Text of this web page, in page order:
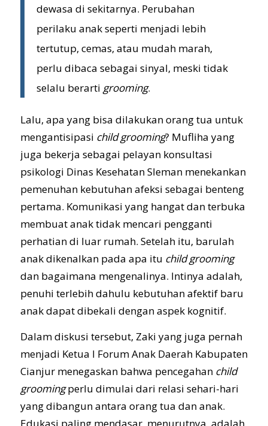
dewasa di sekitarnya. Perubahan
perilaku anak seperti menjadi lebih
tertutup, cemas, atau mudah marah,
perlu dibaca sebagai sinyal, meski tidak
selalu berarti grooming.
Lalu, apa yang bisa dilakukan orang tua untuk
mengantisipasi child grooming? Mufliha yang
juga bekerja sebagai pelayan konsultasi
psikologi Dinas Kesehatan Sleman menekankan
pemenuhan kebutuhan afeksi sebagai benteng
pertama. Komunikasi yang hangat dan terbuka
membuat anak tidak mencari pengganti
perhatian di luar rumah. Setelah itu, barulah
anak dikenalkan pada apa itu child grooming
dan bagaimana mengenalinya. Intinya adalah,
penuhi terlebih dahulu kebutuhan afektif baru
anak dapat dibekali dengan aspek kognitif.
Dalam diskusi tersebut, Zaki yang juga pernah
menjadi Ketua I Forum Anak Daerah Kabupaten
Cianjur menegaskan bahwa pencegahan child
groomingperlu dimulai dari relasi sehari-hari
yang dibangun antara orang tua dan anak.